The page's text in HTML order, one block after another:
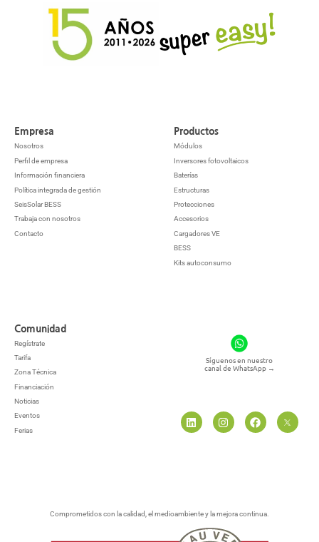
Empresa
Nosotros
Perfil de empresa
Información financiera
Política integrada de gestión
SeisSolar BESS
Trabaja con nosotros
Contacto
Productos
Módulos
Inversores fotovoltaicos
Baterías
Estructuras
Protecciones
Accesorios
Cargadores VE
BESS
Kits autoconsumo
Comunidad
Regístrate
Tarifa
Zona Técnica
Financiación
Noticias
Eventos
Ferias
Síguenos en nuestro
canal de WhatsApp →
Comprometidos con la calidad, el medioambiente y la mejora continua.